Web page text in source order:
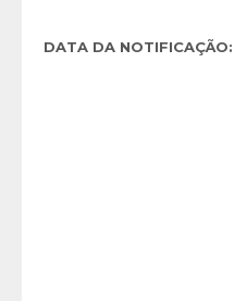
DATA DA NOTIFICAÇÃO: